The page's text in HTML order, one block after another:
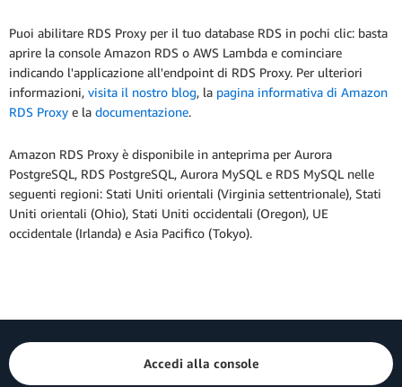
Puoi abilitare RDS Proxy per il tuo database RDS in pochi clic: basta
aprire la console Amazon RDS o AWS Lambda e cominciare
indicando l'applicazione all'endpoint di RDS Proxy. Per ulteriori
informazioni, visita il nostro blog, la pagina informativa di Amazon
RDS Proxy e la documentazione.
Amazon RDS Proxy è disponibile in anteprima per Aurora
PostgreSQL, RDS PostgreSQL, Aurora MySQL e RDS MySQL nelle
seguenti regioni: Stati Uniti orientali (Virginia settentrionale), Stati
Uniti orientali (Ohio), Stati Uniti occidentali (Oregon), UE
occidentale (Irlanda) e Asia Pacifico (Tokyo).
Accedi alla console